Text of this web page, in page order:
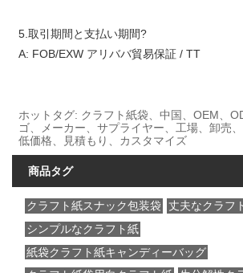
5.取引期間と支払い期間?
A: FOB/EXW アリババ貿易保証 / TT
ホットタグ: クラフト紙袋、中国、OEM、
ゴ、メーカー、サプライヤー、工場、卸売
低価格、見積もり、カスタマイズ
商品タグ
クラフト紙スナック包装袋 丈夫なクラフ
シンプルなクラフト紙
紙袋クラフト紙キャンディーバッグ